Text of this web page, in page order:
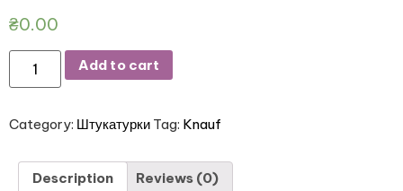
₴0.00
Add to cart
Category: Штукатурки Tag: Knauf
Description Reviews (0)